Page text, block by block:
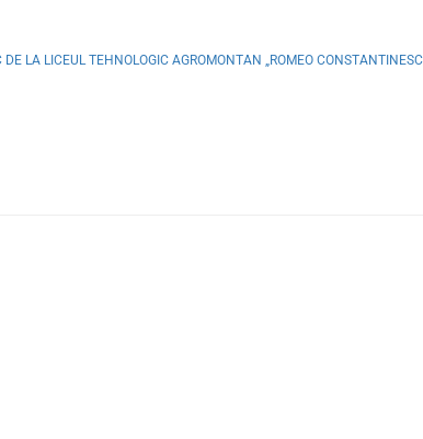
LA LICEUL TEHNOLOGIC AGROMONTAN „ROMEO